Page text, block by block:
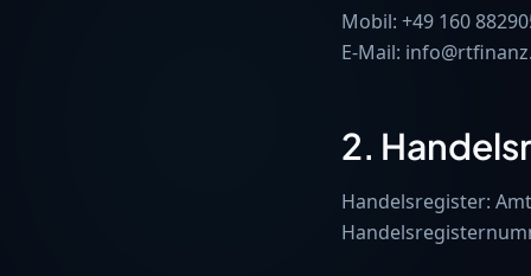
Mobil: +49 160
E-Mail:
2.
Handelsregister: